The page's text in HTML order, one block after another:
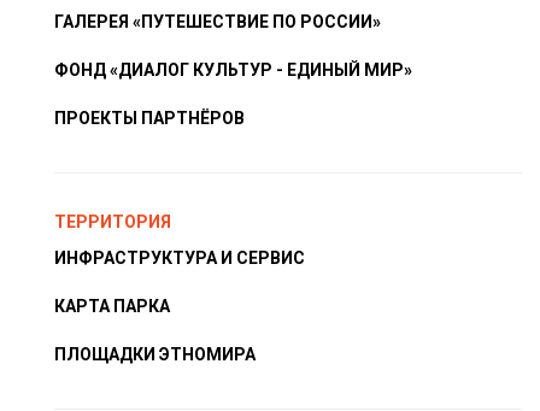
ГАЛЕРЕЯ «ПУТЕШЕСТВИЕ ПО РОССИИ»
ФОНД «ДИАЛОГ КУЛЬТУР - ЕДИНЫЙ МИР»
ПРОЕКТЫ ПАРТНЁРОВ
ТЕРРИТОРИЯ
ИНФРАСТРУКТУРА И СЕРВИС
КАРТА ПАРКА
ПЛОЩАДКИ ЭТНОМИРА